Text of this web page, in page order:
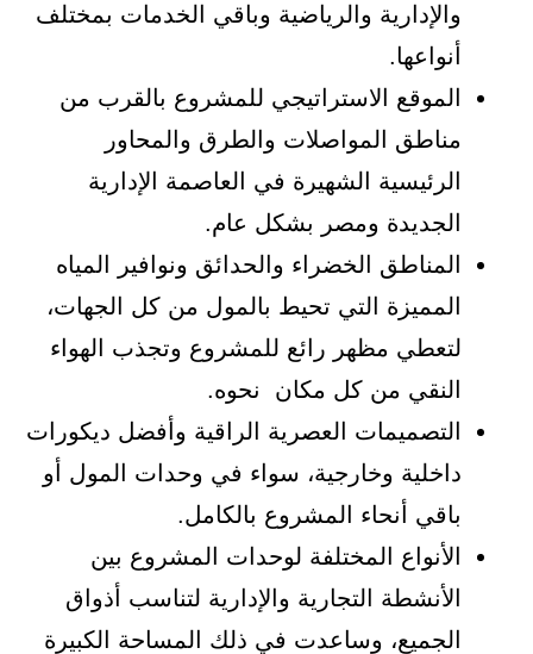
والإدارية والرياضية وباقي الخدمات بمختلف
أنواعها.
الموقع الاستراتيجي للمشروع بالقرب من
مناطق المواصلات والطرق والمحاور
الرئيسية الشهيرة في العاصمة الإدارية
الجديدة ومصر بشكل عام.
المناطق الخضراء والحدائق ونوافير المياه
المميزة التي تحيط بالمول من كل الجهات،
لتعطي مظهر رائع للمشروع وتجذب الهواء
النقي من كل مكان نحوه.
التصميمات العصرية الراقية وأفضل ديكورات
داخلية وخارجية، سواء في وحدات المول أو
باقي أنحاء المشروع بالكامل.
الأنواع المختلفة لوحدات المشروع بين
الأنشطة التجارية والإدارية لتناسب أذواق
الجميع، وساعدت في ذلك المساحة الكبيرة